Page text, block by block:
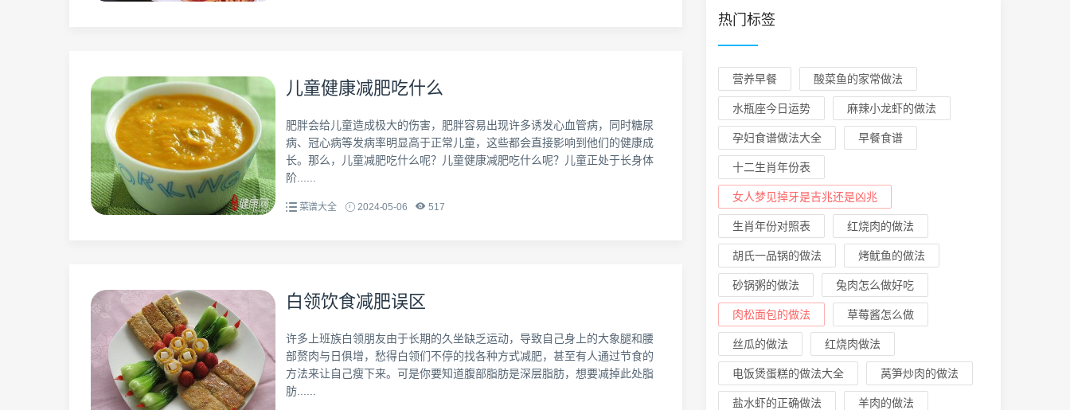
儿童健康减肥吃什么
肥胖会给儿童造成极大的伤害，肥胖容易出现许多诱发心血管病，同时糖尿
病、冠心病等发病率明显高于正常儿童，这些都会直接影响到他们的健康成
长。那么，儿童减肥吃什么呢？儿童健康减肥吃什么呢？儿童正处于长身体
阶......
菜谱大全 2024-05-06 517
白领饮食减肥误区
许多上班族白领朋友由于长期的久坐缺乏运动，导致自己身上的大象腿和腰
部赘肉与日俱增，愁得白领们不停的找各种方式减肥，甚至有人通过节食的
方法来让自己瘦下来。可是你要知道腹部脂肪是深层脂肪，想要减掉此处脂
肪......
热门标签
营养早餐 酸菜鱼的家常做法
水瓶座今日运势 麻辣小龙虾的做法
孕妇食谱做法大全 早餐食谱
十二生肖年份表
女人梦见掉牙是吉兆还是凶兆
生肖年份对照表 红烧肉的做法
胡氏一品锅的做法 烤鱿鱼的做法
砂锅粥的做法 兔肉怎么做好吃
肉松面包的做法 草莓酱怎么做
丝瓜的做法 红烧肉做法
电饭煲蛋糕的做法大全 莴笋炒肉的做法
盐水虾的正确做法 羊肉的做法